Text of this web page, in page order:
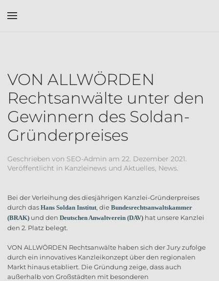
VON ALLWÖRDEN
Rechtsanwälte unter den
Gewinnern des Soldan-
Gründerpreises
Geschrieben von SEO-Admin am 22. Dezember 2021.
Veröffentlicht in Kanzleinews und Aktuelles, News.
Bei der Verleihung des diesjährigen Kanzlei-Gründerpreises
durch das Hans Soldan Institut, die Bundesrechtsanwaltskammer
(BRAK) und den Deutschen Anwaltverein (DAV) hat unsere Kanzlei
den 2. Platz belegt.
VON ALLWÖRDEN Rechtsanwälte haben sich der Jury zufolge
durch ein innovatives Kanzleikonzept über den regionalen
Markt hinaus etabliert. Die Gründung zeige, dass auch
außerhalb von Großstädten mit besonderen